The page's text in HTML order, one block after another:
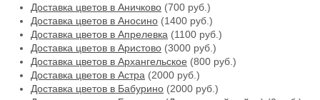
Доставка цветов в Аничково (700 руб.)
Доставка цветов в Аносино (1400 руб.)
Доставка цветов в Апрелевка (1100 руб.)
Доставка цветов в Аристово (3000 руб.)
Доставка цветов в Архангельское (800 руб.)
Доставка цветов в Астра (2000 руб.)
Доставка цветов в Бабурино (2000 руб.)